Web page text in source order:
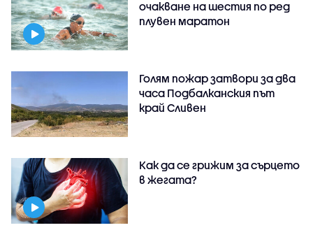
очакване на шестия по ред
плувен маратон
Голям пожар затвори за два
часа Подбалканския път
край Сливен
Как да се грижим за сърцето
в жегата?